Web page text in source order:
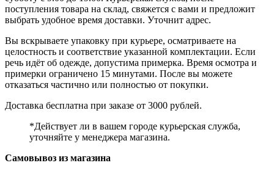
поступления товара на склад, свяжется с вами и предложит
выбрать удобное время доставки. Уточнит адрес.
Вы вскрываете упаковку при курьере, осматриваете на
целостность и соответствие указанной комплектации. Если
речь идёт об одежде, допустима примерка. Время осмотра и
примерки ограничено 15 минутами. После вы можете
отказаться частично или полностью от покупки.
Доставка бесплатна при заказе от 3000 рублей.
*Действует ли в вашем городе курьерская служба,
уточняйте у менеджера магазина.
Самовывоз из магазина